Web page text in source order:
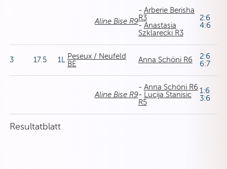
Aline Bise R9
- Arberie Berisha
R3
- Anastasia
Szklarecki R3
2:6
4:6
3 17.5 1LPeseux / Neufeld
BE
Anna Schöni R6
2:6
6:7
Aline Bise R9
- Anna Schöni R6
-
Lucija Stanisic
R5
1:6
3:6
Resultatblatt